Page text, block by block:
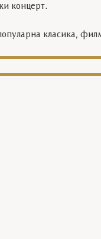
концерт.
класика,